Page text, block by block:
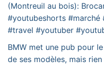
(Montreuil au bois):
#youtubeshorts #marché
#travel #youtuber
BMW met une pub pour
de ses modèles, mais